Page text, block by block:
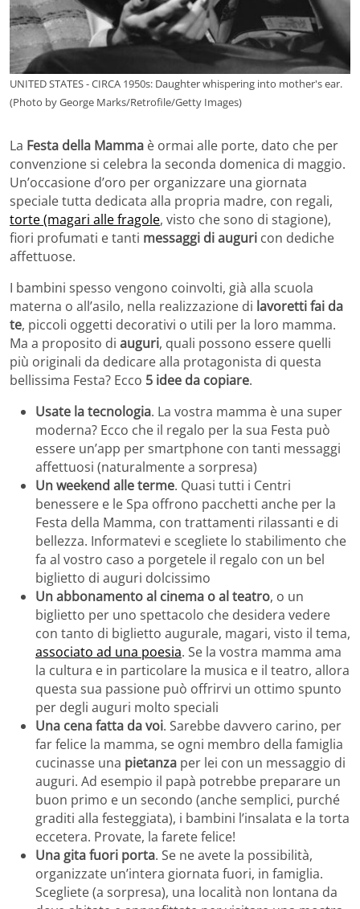
UNITED STATES - CIRCA 1950s: Daughter whispering into mother's ear.
(Photo by George Marks/Retrofile/Getty Images)
La Festa della Mamma è ormai alle porte, dato che per
convenzione si celebra la seconda domenica di maggio.
Un’occasione d’oro per organizzare una giornata
speciale tutta dedicata alla propria madre, con regali,
torte (magari alle fragole, visto che sono di stagione),
fiori profumati e tanti messaggi di auguri con dediche
affettuose.
I bambini spesso vengono coinvolti, già alla scuola
materna o all’asilo, nella realizzazione di lavoretti fai da
te, piccoli oggetti decorativi o utili per la loro mamma.
Ma a proposito di auguri, quali possono essere quelli
più originali da dedicare alla protagonista di questa
bellissima Festa? Ecco 5 idee da copiare.
Usate la tecnologia. La vostra mamma è una super
moderna? Ecco che il regalo per la sua Festa può
essere un’app per smartphone con tanti messaggi
affettuosi (naturalmente a sorpresa)
Un weekend alle terme. Quasi tutti i Centri
benessere e le Spa offrono pacchetti anche per la
Festa della Mamma, con trattamenti rilassanti e di
bellezza. Informatevi e scegliete lo stabilimento che
fa al vostro caso a porgetele il regalo con un bel
biglietto di auguri dolcissimo
Un abbonamento al cinema o al teatro, o un
biglietto per uno spettacolo che desidera vedere
con tanto di biglietto augurale, magari, visto il tema,
associato ad una poesia. Se la vostra mamma ama
la cultura e in particolare la musica e il teatro, allora
questa sua passione può offrirvi un ottimo spunto
per degli auguri molto speciali
Una cena fatta da voi. Sarebbe davvero carino, per
far felice la mamma, se ogni membro della famiglia
cucinasse una pietanza per lei con un messaggio di
auguri. Ad esempio il papà potrebbe preparare un
buon primo e un secondo (anche semplici, purché
graditi alla festeggiata), i bambini l’insalata e la torta
eccetera. Provate, la farete felice!
Una gita fuori porta. Se ne avete la possibilità,
organizzate un’intera giornata fuori, in famiglia.
Scegliete (a sorpresa), una località non lontana da